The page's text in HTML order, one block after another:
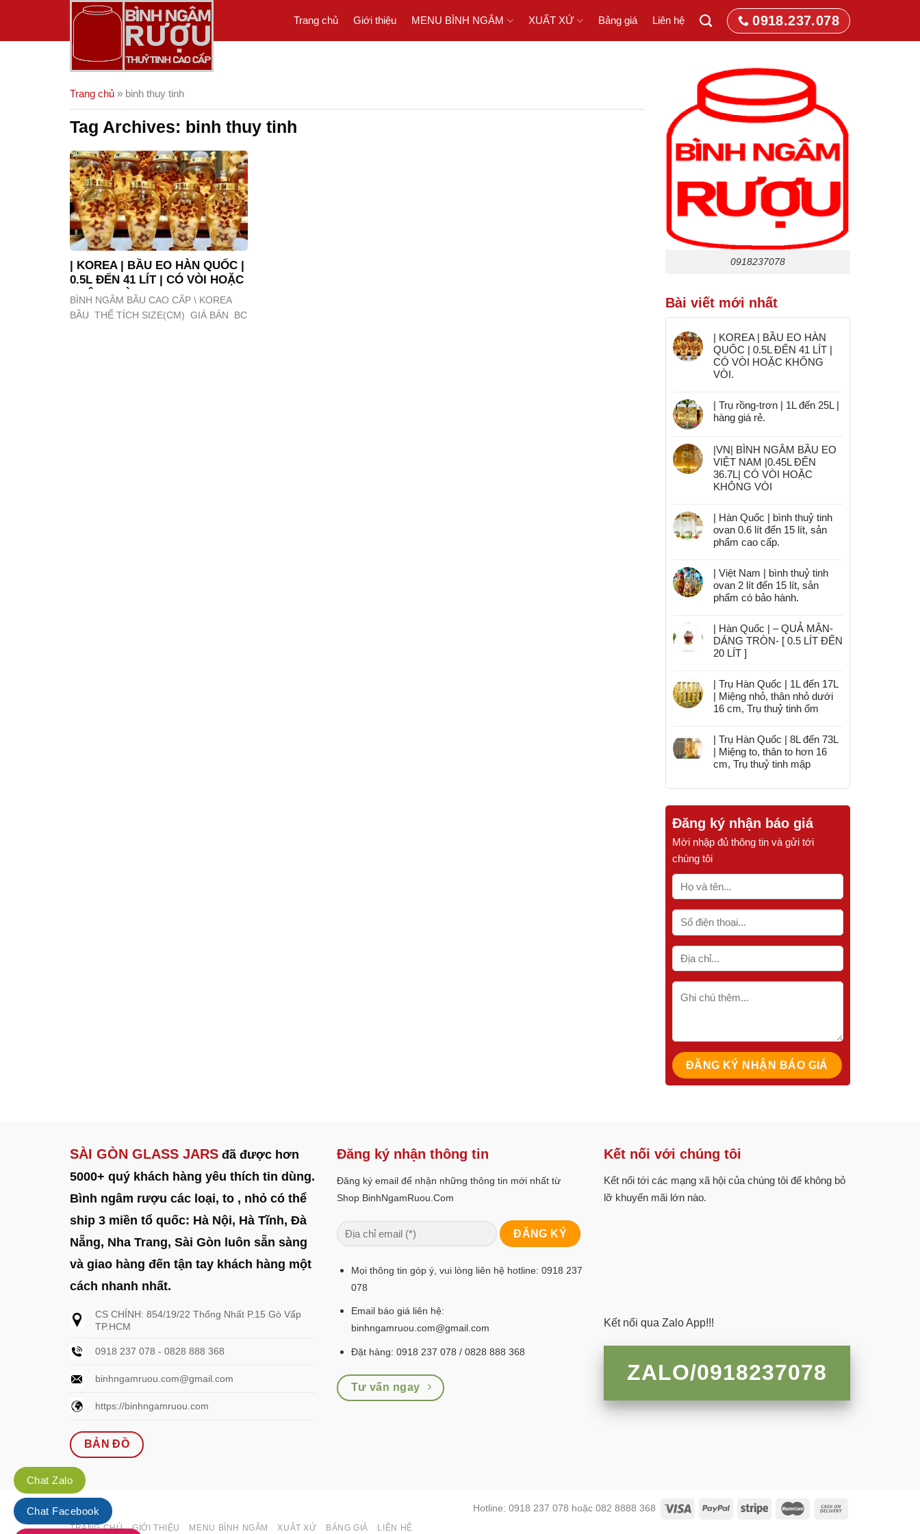
content
Trang chủ Giới thiệu MENU BÌNH NGÂM XUẤT XỨ Bảng giá Liên hệ 0918.237.078
Trang chủ » binh thuy tinh
Tag Archives: binh thuy tinh
| KOREA | BẦU EO HÀN QUỐC |
0.5L ĐẾN 41 LÍT | CÓ VÒI HOẶC
KHÔNG VÒI.
BÌNH NGÂM BẦU CAO CẤP \ KOREA
BẦU THỂ TÍCH SIZE(CM) GIÁ BÁN BC
0918237078
Bài viết mới nhất
| KOREA | BẦU EO HÀN
QUỐC | 0.5L ĐẾN 41 LÍT |
CÓ VÒI HOẶC KHÔNG
VÒI.
| Trụ rồng-trơn | 1L đến 25L |
hàng giá rẻ.
|VN| BÌNH NGÂM BẦU EO
VIỆT NAM |0.45L ĐẾN
36.7L| CÓ VÒI HOẶC
KHÔNG VÒI
| Hàn Quốc | bình thuỷ tinh
ovan 0.6 lít đến 15 lít, sản
phẩm cao cấp.
| Việt Nam | bình thuỷ tinh
ovan 2 lít đến 15 lít, sản
phẩm có bảo hành.
| Hàn Quốc | – QUẢ MẬN-
DÁNG TRÒN- [ 0.5 LÍT ĐẾN
20 LÍT ]
| Trụ Hàn Quốc | 1L đến 17L
| Miệng nhỏ, thân nhỏ dưới
16 cm, Trụ thuỷ tinh ốm
| Trụ Hàn Quốc | 8L đến 73L
| Miệng to, thân to hơn 16
cm, Trụ thuỷ tinh mập
Đăng ký nhận báo giá
Mời nhập đủ thông tin và gửi tới
chúng tôi
SÀI GÒN GLASS JARS đã được hơn
5000+ quý khách hàng yêu thích tin dùng.
Bình ngâm rượu các loại, to , nhỏ có thể
ship 3 miền tổ quốc: Hà Nội, Hà Tĩnh, Đà
Nẵng, Nha Trang, Sài Gòn luôn sẵn sàng
và giao hàng đến tận tay khách hàng một
cách nhanh nhất.
CS CHÍNH: 854/19/22 Thống Nhất P.15 Gò Vấp
TP.HCM
0918 237 078 - 0828 888 368
binhngamruou.com@gmail.com
https://binhngamruou.com
BẢN ĐỒ
Đăng ký nhận thông tin
Đăng ký email để nhận những thông tin mới nhất từ
Shop BinhNgamRuou.Com
Mọi thông tin góp ý, vui lòng liên hệ hotline: 0918 237
078
Email báo giá liên hệ:
binhngamruou.com@gmail.com
Đặt hàng: 0918 237 078 / 0828 888 368
Tư vấn ngay
Kết nối với chúng tôi
Kết nối tới các mạng xã hội của chúng tôi để không bỏ
lỡ khuyến mãi lớn nào.
Kết nối qua Zalo App!!!
ZALO/0918237078
Hotline: 0918 237 078 hoặc 082 8888 368
TRANG CHỦ GIỚI THIỆU MENU BÌNH NGÂM XUẤT XỨ BẢNG GIÁ LIÊN HỆ
Chat Zalo
Chat Facebook